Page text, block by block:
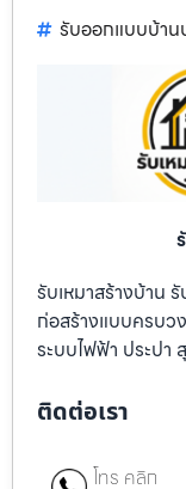
รับออกแบบบ้าน
รับเหมาสร้างบ้าน
ก่อสร้างแบบครบว
ระบบไฟฟ้า ประปา
ติดต่อเรา
โทร คลิก